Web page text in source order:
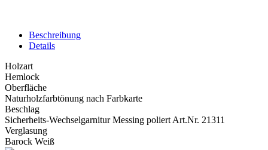
Beschreibung
Details
Holzart
Hemlock
Oberfläche
Naturholzfarbtönung nach Farbkarte
Beschlag
Sicherheits-Wechselgarnitur Messing poliert Art.Nr. 21311
Verglasung
Barock Weiß